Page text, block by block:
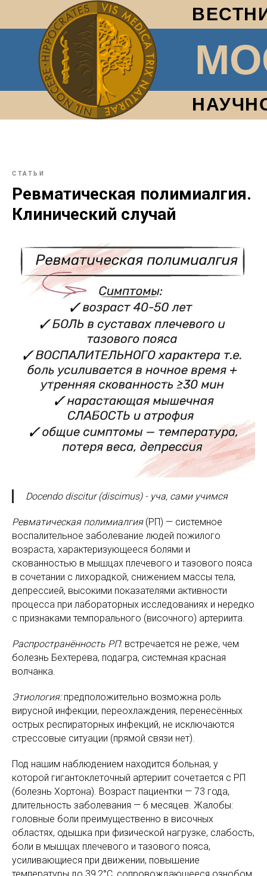
СТАТЬИ
Ревматическая полимиалгия.
Клинический случай
Docendo discitur (discimus) - уча, сами учимся
Ревматическая полимиалгия (РП) — системное
воспалительное заболевание людей пожилого
возраста, характеризующееся болями и
скованностью в мышцах плечевого и тазового пояса
в сочетании с лихорадкой, снижением массы тела,
депрессией, высокими показателями активности
процесса при лабораторных исследованиях и нередко
с признаками темпорального (височного) артериита.
Распространённость РП: встречается не реже, чем
болезнь Бехтерева, подагра, системная красная
волчанка.
Этиология:предположительно возможна роль
вирусной инфекции, переохлаждения, перенесённых
острых респираторных инфекций, не исключаются
стрессовые ситуации (прямой связи нет).
Под нашим наблюдением находится больная, у
которой гигантоклеточный артериит сочетается с РП
(болезнь Хортона). Возраст пациентки — 73 года,
длительность заболевания — 6 месяцев. Жалобы:
головные боли преимущественно в височных
областях, одышка при физической нагрузке, слабость,
боли в мышцах плечевого и тазового пояса,
усиливающиеся при движении, повышение